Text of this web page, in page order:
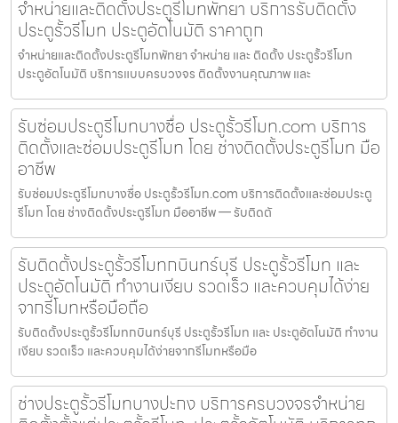
จำหน่ายและติดตั้งประตูรีโมทพัทยา บริการรับติดตั้ง
ประตูรั้วรีโมท ประตูอัตโนมัติ ราคาถูก
จำหน่ายและติดตั้งประตูรีโมทพัทยา จำหน่าย และ ติดตั้ง ประตูรั้วรีโมท
ประตูอัตโนมัติ บริการแบบครบวงจร ติดตั้งงานคุณภาพ และ
รับซ่อมประตูรีโมทบางซื่อ ประตูรั้วรีโมท.com บริการ
ติดตั้งและซ่อมประตูรีโมท โดย ช่างติดตั้งประตูรีโมท มือ
อาชีพ
รับซ่อมประตูรีโมทบางซื่อ ประตูรั้วรีโมท.com บริการติดตั้งและซ่อมประตู
รีโมท โดย ช่างติดตั้งประตูรีโมท มืออาชีพ — รับติดตั
รับติดตั้งประตูรั้วรีโมทกบินทร์บุรี ประตูรั้วรีโมท และ
ประตูอัตโนมัติ ทำงานเงียบ รวดเร็ว และควบคุมได้ง่าย
จากรีโมทหรือมือถือ
รับติดตั้งประตูรั้วรีโมทกบินทร์บุรี ประตูรั้วรีโมท และ ประตูอัตโนมัติ ทำงาน
เงียบ รวดเร็ว และควบคุมได้ง่ายจากรีโมทหรือมือ
ช่างประตูรั้วรีโมทบางปะกง บริการครบวงจรจำหน่าย